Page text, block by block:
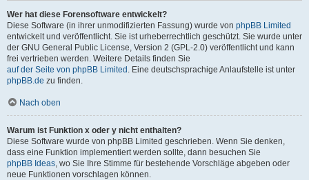
Wer hat diese Forensoftware entwickelt?
Diese Software (in ihrer unmodifizierten Fassung) wurde von phpBB Limited
entwickelt und veröffentlicht. Sie ist urheberrechtlich geschützt. Sie wurde unter
der GNU General Public License, Version 2 (GPL-2.0) veröffentlicht und kann
frei vertrieben werden. Weitere Details finden Sie
auf der Seite von phpBB Limited . Eine deutschsprachige Anlaufstelle ist unter
phpBB.de zu finden.
Nach oben
Warum ist Funktion x oder y nicht enthalten?
Diese Software wurde von phpBB Limited geschrieben. Wenn Sie denken,
dass eine Funktion implementiert werden sollte, dann besuchen Sie
phpBB Ideas, wo Sie Ihre Stimme für bestehende Vorschläge abgeben oder
neue Funktionen vorschlagen können.